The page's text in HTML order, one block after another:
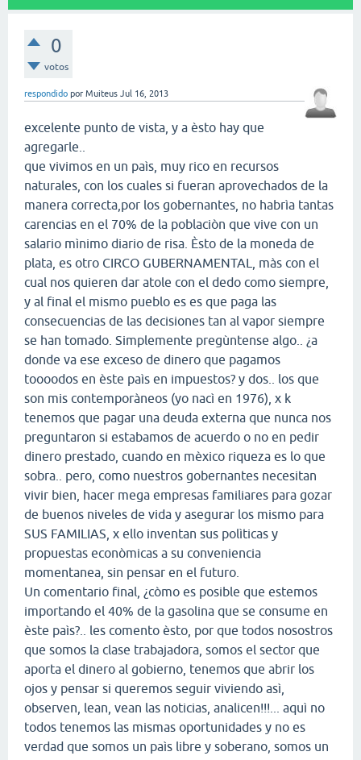
0
votos
respondido por Muiteus Jul 16, 2013
excelente punto de vista, y a èsto hay que
agregarle..
que vivimos en un paìs, muy rico en recursos
naturales, con los cuales si fueran aprovechados de la
manera correcta,por los gobernantes, no habrìa tantas
carencias en el 70% de la poblaciòn que vive con un
salario mìnimo diario de risa. Èsto de la moneda de
plata, es otro CIRCO GUBERNAMENTAL, màs con el
cual nos quieren dar atole con el dedo como siempre,
y al final el mismo pueblo es es que paga las
consecuencias de las decisiones tan al vapor siempre
se han tomado. Simplemente pregùntense algo.. ¿a
donde va ese exceso de dinero que pagamos
toooodos en èste paìs en impuestos? y dos.. los que
son mis contemporàneos (yo nacì en 1976), x k
tenemos que pagar una deuda externa que nunca nos
preguntaron si estabamos de acuerdo o no en pedir
dinero prestado, cuando en mèxico riqueza es lo que
sobra.. pero, como nuestros gobernantes necesitan
vivir bien, hacer mega empresas familiares para gozar
de buenos niveles de vida y asegurar los mismo para
SUS FAMILIAS, x ello inventan sus polìticas y
propuestas econòmicas a su conveniencia
momentanea, sin pensar en el futuro.
Un comentario final, ¿còmo es posible que estemos
importando el 40% de la gasolina que se consume en
èste paìs?.. les comento èsto, por que todos nosostros
que somos la clase trabajadora, somos el sector que
aporta el dinero al gobierno, tenemos que abrir los
ojos y pensar si queremos seguir viviendo asì,
observen, lean, vean las noticias, analicen!!!... aquì no
todos tenemos las mismas oportunidades y no es
verdad que somos un paìs libre y soberano, somos un